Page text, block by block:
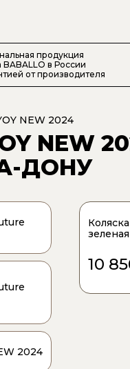
продукция
BABALLO в России
от производителя
NEW 2024
NEW
ДОНУ
2024
10